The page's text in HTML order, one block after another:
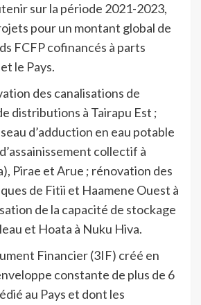
sur la période 2021-2023,
pour un montant global de
FCFP cofinancés à parts
le Pays.
des canalisations de
distributions à Tairapu Est ;
d’adduction en eau potable
collectif à
Pirae et Arue ; rénovation des
de Fitii et Haamene Ouest à
de la capacité de stockage
et Hoata à Nuku Hiva.
Financier (3IF) créé en
constante de plus de 6
au Pays et dont les